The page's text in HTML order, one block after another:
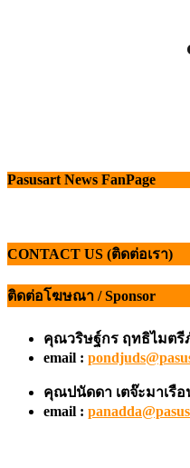
Pasusart News FanPage
CONTACT US (ติดต่อเรา)
ติดต่อโฆษณา / Sponsor
คุณวริษฐ์กร ฤทธิไมตรี
email :
คุณปนัดดา เตจ๊ะมาเรือ
email :